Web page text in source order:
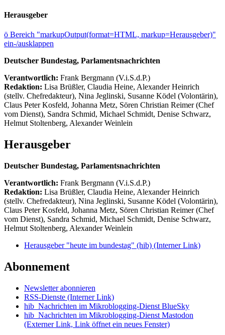
Herausgeber
ö Bereich "markupOutput(format=HTML, markup=Herausgeber)"
ein-/ausklappen
Deutscher Bundestag, Parlamentsnachrichten
Verantwortlich: Frank Bergmann (V.i.S.d.P.)
Redaktion: Lisa Brüßler, Claudia Heine, Alexander Heinrich
(stellv. Chefredakteur), Nina Jeglinski, Susanne Ködel (Volontärin),
Claus Peter Kosfeld, Johanna Metz, Sören Christian Reimer (Chef
vom Dienst), Sandra Schmid, Michael Schmidt, Denise Schwarz,
Helmut Stoltenberg, Alexander Weinlein
Herausgeber
Deutscher Bundestag, Parlamentsnachrichten
Verantwortlich: Frank Bergmann (V.i.S.d.P.)
Redaktion: Lisa Brüßler, Claudia Heine, Alexander Heinrich
(stellv. Chefredakteur), Nina Jeglinski, Susanne Ködel (Volontärin),
Claus Peter Kosfeld, Johanna Metz, Sören Christian Reimer (Chef
vom Dienst), Sandra Schmid, Michael Schmidt, Denise Schwarz,
Helmut Stoltenberg, Alexander Weinlein
Herausgeber "heute im bundestag" (hib) (Interner Link)
Abonnement
Newsletter abonnieren
RSS-Dienste (Interner Link)
hib_Nachrichten im Mikroblogging-Dienst BlueSky
hib_Nachrichten im Mikroblogging-Dienst Mastodon
(Externer Link, Link öffnet ein neues Fenster)